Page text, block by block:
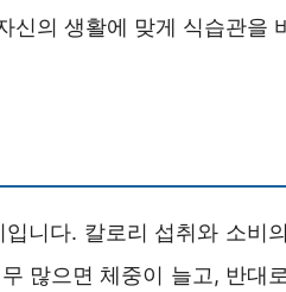
신의 생활에 맞게 식습관을
니다. 칼로리 섭취와 소비
많으면 체중이 늘고, 반대